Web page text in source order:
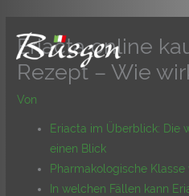
springen
Eriacta online
Rezept – Wie
Von
Eriacta im Überblick: Die
einen Blick
Pharmakologische Klasse
In welchen Fällen kann